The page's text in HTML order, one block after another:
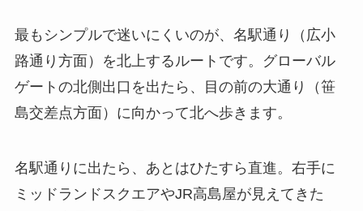
最もシンプルで迷いにくいのが、名駅通り（広小
路通り方面）を北上するルートです。グローバル
ゲートの北側出口を出たら、目の前の大通り（笹
島交差点方面）に向かって北へ歩きます。
名駅通りに出たら、あとはひたすら直進。右手に
ミッドランドスクエアやJR高島屋が見えてきた